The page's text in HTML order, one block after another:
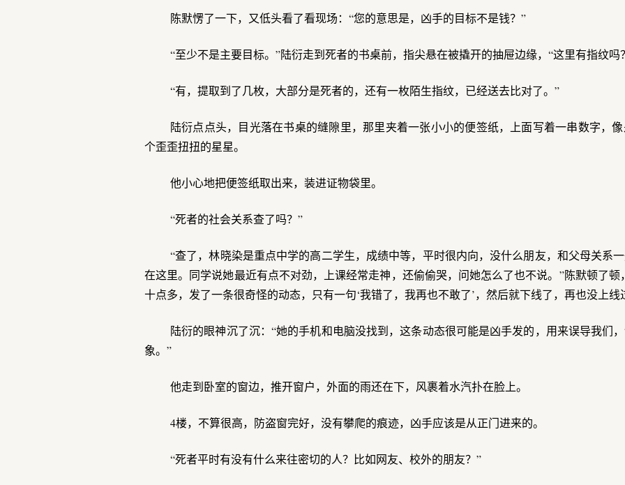
陈默愣了一下，又低头看了看现场：“您的意思是，凶手的目标不是钱？”
“至少不是主要目标。”陆衍走到死者的书桌前，指尖悬在被撬开的抽屉边缘，“这里有指纹吗
“有，提取到了几枚，大部分是死者的，还有一枚陌生指纹，已经送去比对了。”
陆衍点点头，目光落在书桌的缝隙里，那里夹着一张小小的便签纸，上面写着一串数字，
个歪歪扭扭的星星。
他小心地把便签纸取出来，装进证物袋里。
“死者的社会关系查了吗？”
“查了，林晓染是重点中学的高二学生，成绩中等，平时很内向，没什么朋友，和父母关系
在这里。同学说她最近有点不对劲，上课经常走神，还偷偷哭，问她怎么了也不说。”陈默顿了
十点多，发了一条很奇怪的动态，只有一句‘我错了，我再也不敢了’，然后就下线了，再也没上线
陆衍的眼神沉了沉：“她的手机和电脑没找到，这条动态很可能是凶手发的，用来误导我们
象。”
他走到卧室的窗边，推开窗户，外面的雨还在下，风裹着水汽扑在脸上。
4楼，不算很高，防盗窗完好，没有攀爬的痕迹，凶手应该是从正门进来的。
“死者平时有没有什么来往密切的人？比如网友、校外的朋友？”